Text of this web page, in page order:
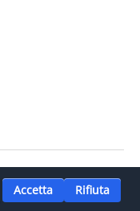
Accetta Rifiuta